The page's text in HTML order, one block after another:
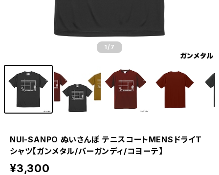
1 /7
NUI-SANPO ぬいさんぽ テニスコートMENSドライT
シャツ【ガンメタル/バーガンディ/コヨーテ】
¥3,300